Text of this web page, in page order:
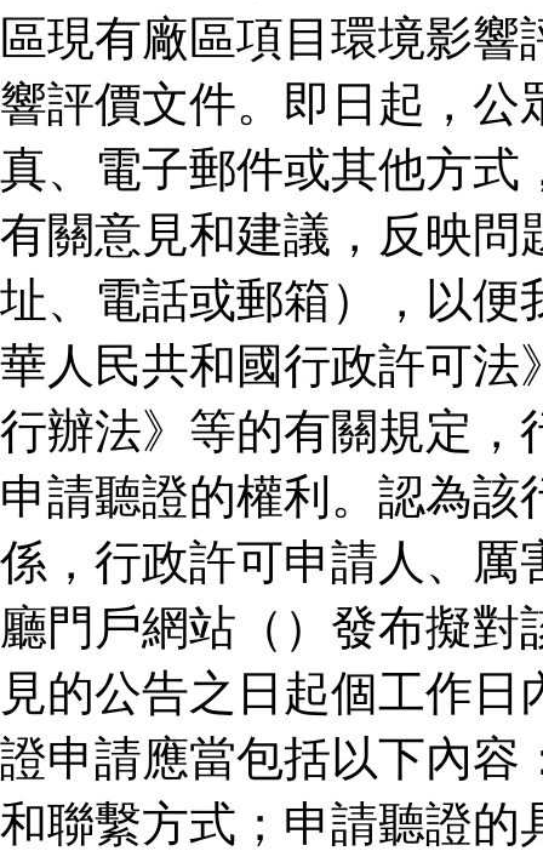
區現有廠區項目環境影
響評價文件。即日起，公
真、電子郵件或其他方式
有關意見和建議，反映問
址、電話或郵箱），以便
華人民共和國行政許可法
行辦法》等的有關規定，
申請聽證的權利。認為
係，行政許可申請人、厲
廳門戶網站（）發布擬
見的公告之日起個工作
證申請應當包括以下內容
和聯繫方式；申請聽證的